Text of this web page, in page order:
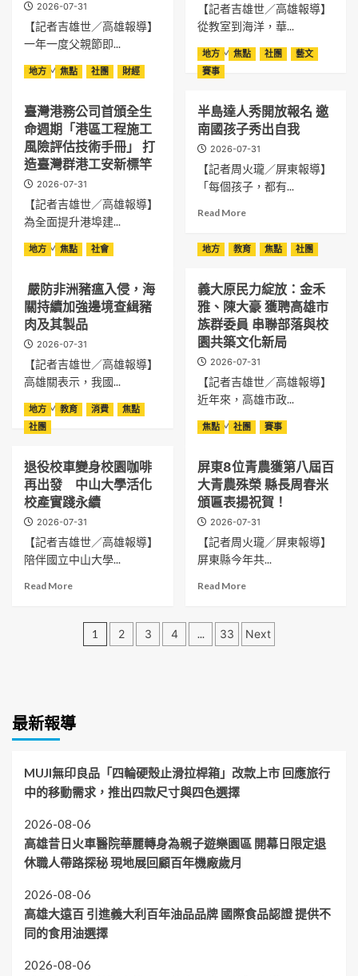
小
港
醫
深
瑪
夏
守
護
長
者
嚼
嚥
健
康
學
公
屏
研
發
中
心
落
成
啟
用
局
搶
高
端
碳
材
料
市
場
商
機
2026-07-31
【記者吉雄世／高雄報導】
一年一度父親節即...
Read MoreRead
高
雄
福
華
父
親
節
獻
登
龍
蝦
優
惠
升
級
「爸
氣
饗
宴」
齊
推
寵
爸
美
食
【記者吉雄世／高雄報導】
從教室到海洋，華...
Read MoreRead
教
室
洋
高
大
國
語
學
員
搭
交
通
索
灣
地方 焦點 社團 財經
臺灣港務公司首頒全生
命週期「港區工程施工
風險評估技術手冊」 打
造臺灣群港工安新標竿
2026-07-31
【記者吉雄世／高雄報導】
為全面提升港埠建...
Read MoreRead
臺
灣
港
司
首
全
週
期
「港
區
工
程
施
工
造
臺
港
工
新
標
竿
地方 焦點 社團
藝文
賽事
半島達人秀開放報名 邀
南國孩子秀出自我
2026-07-31
【記者周火瓏／屏東報導】
「每個孩子，都有...
Read MoreRead
about
半
達
人
秀
開
放
報
名
邀
南
國
秀
出
自
地方 焦點 社會
嚴防非洲豬瘟入侵，海
關持續加強邊境查緝豬
肉及其製品
2026-07-31
【記者吉雄世／高雄報導】
高雄關表示，我國...
Read MoreRead
防
非
洲
豬
瘟
入
侵，
關
豬
其
製
品
地方 教育 焦點 社團
義大原民力綻放：金禾
雅、陳大豪 獲聘高雄市
族群委員 串聯部落與校
園共築文化新局
2026-07-31
【記者吉雄世／高雄報導】
近年來，高雄市政...
Read MoreRead
義
大
原
綻
放：
禾
陳
大
委
落
共
地方 教育 消費
焦點
社團
退役校車變身校園咖啡
再出發 中山大學活化
校產實踐永續
2026-07-31
【記者吉雄世／高雄報導】
陪伴國立中山大學...
Read MoreRead
校
啡
再
出
中
山
大
學
活
化
校
產
踐
焦點 社團 賽事
屏東8位青農獲第八屆百
大青農殊榮 縣長周春米
頒匾表揚祝賀！
2026-07-31
【記者周火瓏／屏東報導】
屏東縣今年共...
Read MoreRead
屏
東
屆
百
殊
春
文
1 2 3 4 ... 33 Next
最新報導
MUJI無印良品「四輪硬殼止滑拉桿箱」改款上市 回應旅行
中的移動需求，推出四款尺寸與四色選擇
2026-08-06
高雄昔日火車醫院華麗轉身為親子遊樂園區 開幕日限定退
休職人帶路探秘 現地展回顧百年機廠歲月
2026-08-06
高雄大遠百 引進義大利百年油品品牌 國際食品認證 提供不
同的食用油選擇
2026-08-06